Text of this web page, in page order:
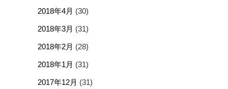
2018年4月 (30)
2018年3月 (31)
2018年2月 (28)
2018年1月 (31)
2017年12月 (31)